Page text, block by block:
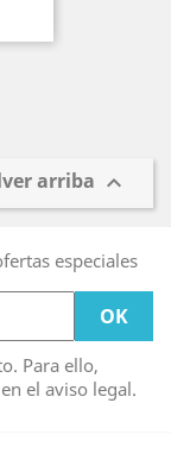
arriba 
especiales
Para ello,
el aviso legal.